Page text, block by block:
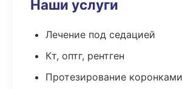
Наши услуги
Лечение под седацией
Кт, оптг, рентген
Протезирование